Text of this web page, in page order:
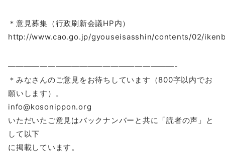
＊意見募集（行政刷新会議HP内）
http://www.cao.go.jp/gyouseisasshin/contents/02/
—————————————————————-
＊みなさんのご意見をお待ちしています（800字以内でお
願いします）。
info@kosonippon.org
いただいたご意見はバックナンバーと共に「読者の声」と
して以下
に掲載しています。